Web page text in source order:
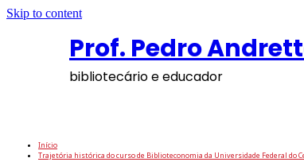
Skip to content
Prof. Pedro
bibliotecário e educador
Início
Trajetória histórica do curso de Biblioteconomia da Universidade Federal do